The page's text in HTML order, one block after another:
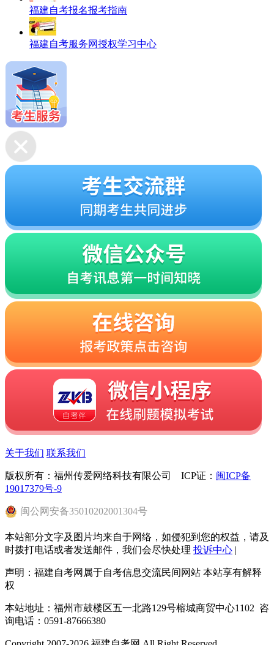
福建自考报名报考指南
福建自考服务网授权学习中心
关于我们 联系我们
版权所有：福州传爱网络科技有限公司 ICP证： 闽ICP备
19017379号-9
闽公网安备35010202001304号
本站部分文字及图片均来自于网络，如侵犯到您的权益，请及
时拨打电话或者发送邮件，我们会尽快处理 投诉中心 |
声明：福建自考网属于自考信息交流民间网站 本站享有解释
权
本站地址：福州市鼓楼区五一北路129号榕城商贸中心1102 咨
询电话：0591-87666380